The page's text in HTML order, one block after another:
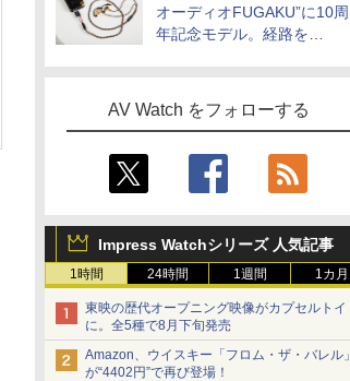
オーディオFUGAKU”に10周
年記念モデル。経路を
AV Watch をフォローする
Impress Watchシリーズ 人気記事
1時間 24時間 1週間 1カ月
東映の歴代オープニング映像がカプセルトイ
に。全5種で8月下旬発売
Amazon、ウイスキー「フロム・ザ・バレル」
が“4402円”で再び登場！